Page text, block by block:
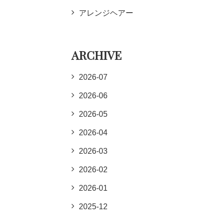
アレンジヘアー
ARCHIVE
2026-07
2026-06
2026-05
2026-04
2026-03
2026-02
2026-01
2025-12